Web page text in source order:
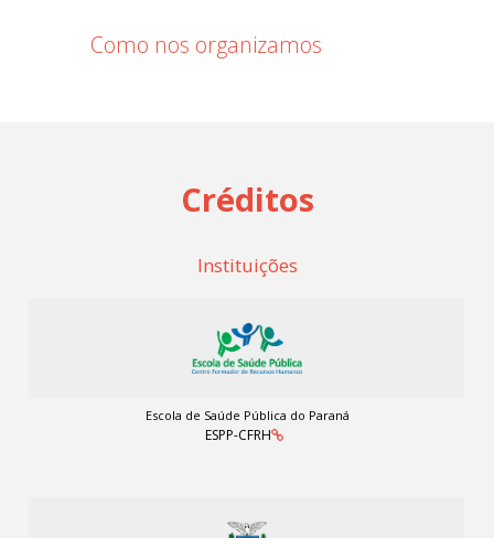
Como nos organizamos
Créditos
Instituições
Escola de Saúde Pública do Paraná
ESPP-CFRH